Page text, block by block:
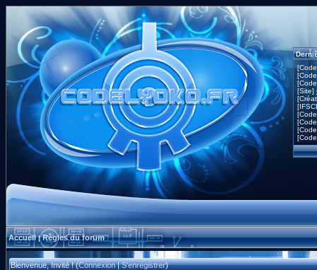
[Site]
Accueil|Règles du forum
Bienvenue, Invité ! (Connexion|S'enregistrer)